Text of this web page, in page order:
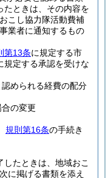
たときは、その内容を
こし協力隊活動費補
業者に通知するもの
第13条に規定する市
規定する承認を受けな
められる経費の配分
の変更
規則第16条の手続き
たときは、地域おこ
に掲げる書類を添え